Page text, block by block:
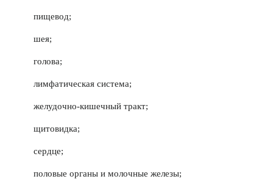
пищевод;
шея;
голова;
лимфатическая система;
желудочно-кишечный тракт;
щитовидка;
сердце;
половые органы и молочные железы;